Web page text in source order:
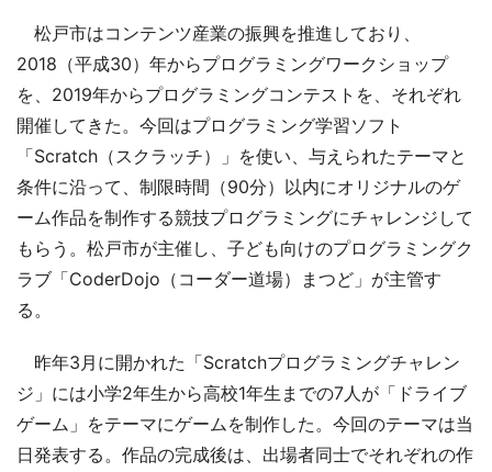
松戸市はコンテンツ産業の振興を推進しており、
2018（平成30）年からプログラミングワークショップ
を、2019年からプログラミングコンテストを、それぞれ
開催してきた。今回はプログラミング学習ソフト
「Scratch（スクラッチ）」を使い、与えられたテーマと
条件に沿って、制限時間（90分）以内にオリジナルのゲ
ーム作品を制作する競技プログラミングにチャレンジして
もらう。松戸市が主催し、子ども向けのプログラミングク
ラブ「CoderDojo（コーダー道場）まつど」が主管す
る。
昨年3月に開かれた「Scratchプログラミングチャレン
ジ」には小学2年生から高校1年生までの7人が「ドライブ
ゲーム」をテーマにゲームを制作した。今回のテーマは当
日発表する。作品の完成後は、出場者同士でそれぞれの作